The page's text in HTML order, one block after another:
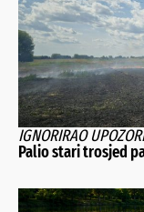
IGNORIRAO
Palio stari trosjed